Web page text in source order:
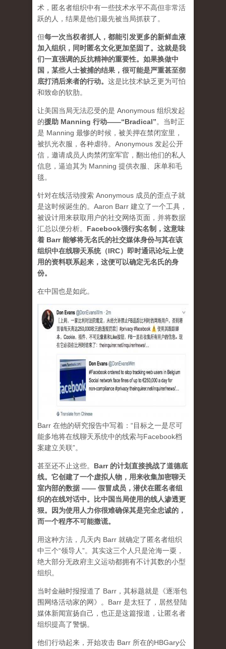
术，匿名者组织中有一些技术水平不高但非常活
跃的人，结果是他们最先被当局抓获了。
但每一次当权者抓人，都能引发更多的新鲜血液
加入组织，同时匿名文化更加坚固了。这就是我
们一直强调的反抗精神的重要性。如果换做中
国，某些人士被捕的结果，很可能是严重甚至彻
底打消后来者的行动。 这是比技术缺乏更为可怕
和致命的软肋。
让美国当局无法忍受的是 Anonymous 组织发起
的援助 Manning 行动——“Bradical”。当时正
是 Manning 最惨的时候，被关押在禁闭室里，
被扒光衣服，各种虐待。Anonymous 发起公开
信，邀请成员人肉禁闭室军官，翻出他们的私人
信息，逼迫其为 Manning 提供衣服、床单和毛
毯。
针对在线活动搜索 Anonymous 成员的歪点子就
是这时候诞生的。Aaron Barr 建立了一个工具，
被设计用来获取用户的社交网络页面，并将数据
汇总以便分析。 Facebook强行实名制，这意味
着 Barr 能够将无名氏的社交媒体身份与其在该
组织中在线聊天系统（IRC）即时通讯论坛上使
用的资料联系起来，这便可以确定无名氏的身
份。
在中国也是如此。
Barr 在他的研究报告中写着：“目标之一是尽可
能多地将在线聊天系统中的线索与Facebook档
案建立关联”。
甚至还不止这些。 Barr 的计划直接挑战了道德底
线。它创建了一个虚拟人物，用来收集加密聊天
室内部的数据 —— 假冒成员，潜伏在匿名者组
织的在线对话中。比中国当局使用的线人渗透更
狠。因为使用人力你很难确保其是完全忠诚的，
而一个程序不可能撒谎。
用这种方法，几天内 Barr 就确定了匿名者组织
中三个“领导人”。其实这三个人只是沧海一粟，
绝大部分无政府主义运动都拥有不计其数的小型
组织。
当时金融时报报道了 Barr，其标题就是《逐渐包
围网络活动家的网》。Barr 是太狂了，居然登陆
媒体新闻宣扬自己，也正是这篇报道，让匿名者
组织提高了警惕。
他们行动起来，开始攻击 Barr 所在的HBGary公